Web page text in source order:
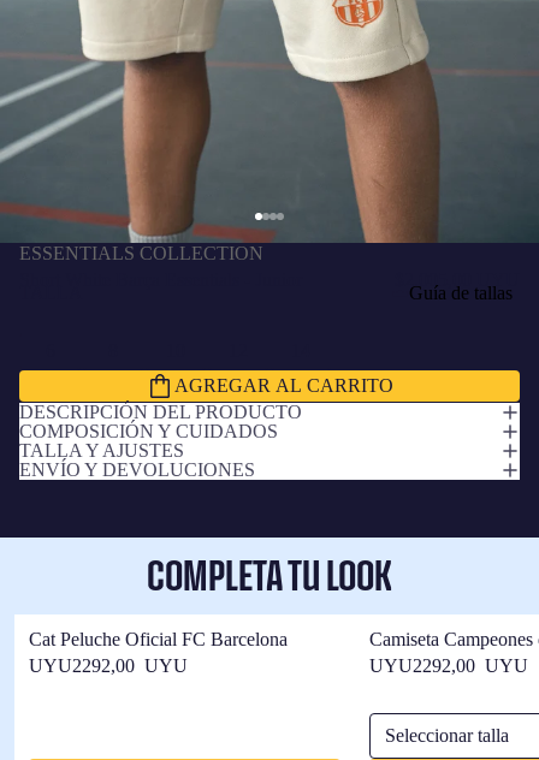
ESSENTIALS COLLECTION
Guía de tallas
AGREGAR AL CARRITO
DESCRIPCIÓN DEL PRODUCTO
COMPOSICIÓN Y CUIDADOS
TALLA Y AJUSTES
ENVÍO Y DEVOLUCIONES
COMPLETA TU LOOK
Cat Peluche Oficial FC Barcelona
UYU2292,00 UYU
Camiseta
Barça
UYU2292,00 UYU
Seleccionar talla